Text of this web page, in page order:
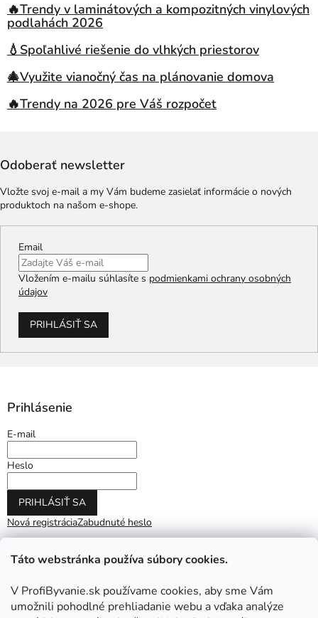
Táto webstránka používa súbory cookies.
V ProfiByvanie.sk používame cookies, aby sme Vám
umožnili pohodlné prehliadanie webu a vďaka analýze
🔥Trendy v laminátových a kompozitných vinylových
podlahách 2026
💧Spoľahlivé riešenie do vlhkých priestorov
🎄Využite vianočný čas na plánovanie domova
🔥Trendy na 2026 pre Váš rozpočet
Odoberať newsletter
Vložte svoj e-mail a my Vám budeme zasielať informácie o nových
produktoch na našom e-shope.
Email
Vložením e-mailu súhlasíte s podmienkami ochrany osobných
údajov
PRIHLÁSIŤ SA
Prihlásenie
E-mail
Heslo
PRIHLÁSIŤ SA
Nová registráciaZabudnuté heslo